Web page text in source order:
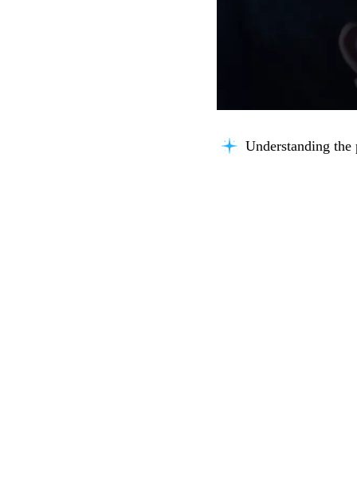
Understanding the